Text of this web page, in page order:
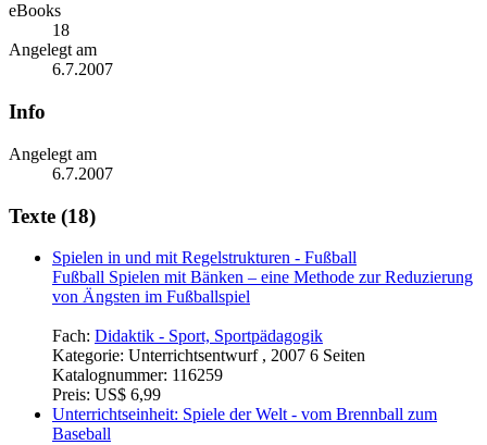
eBooks
18
Angelegt am
6.7.2007
Info
Angelegt am
6.7.2007
Texte (18)
Spielen in und mit Regelstrukturen - Fußball
Fußball Spielen mit Bänken – eine Methode zur Reduzierung
von Ängsten im Fußballspiel
Fach: Didaktik - Sport, Sportpädagogik
Kategorie: Unterrichtsentwurf , 2007 6 Seiten
Katalognummer: 116259
Preis: US$ 6,99
Unterrichtseinheit: Spiele der Welt - vom Brennball zum
Baseball